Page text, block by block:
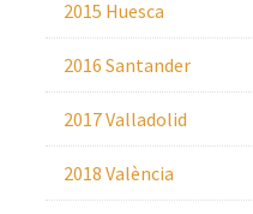
2015 Huesca
2016 Santander
2017 Valladolid
2018 València